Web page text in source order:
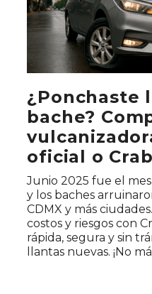
¿Ponchaste
bache?
oficial o
Junio 2025 fue el mes
y los baches
CDMX y más
costos y riesgos con
rápida, segura y sin
llantas nuevas. ¡No